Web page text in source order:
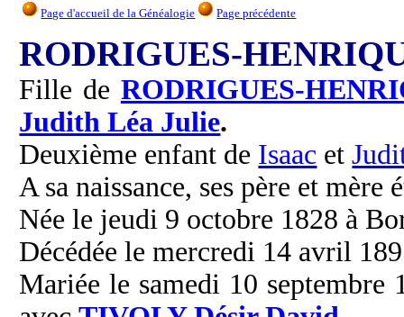
Page d'accueil de la Généalogie Page précédente
RODRIGUES-
Fille de RODRIGUES-
Judith Léa Julie.
Deuxième enfant de Isaac et
A sa naissance, ses père et mère
Née le jeudi 9 octobre 1828 à
Décédée le mercredi 14 avril
Mariée le samedi 10 septembre